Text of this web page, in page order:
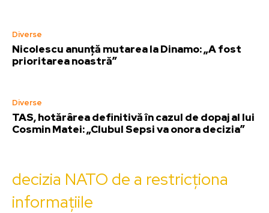
Diverse
Nicolescu anunță mutarea la Dinamo: „A fost
prioritarea noastră”
Diverse
TAS, hotărârea definitivă în cazul de dopaj al lui
Cosmin Matei: „Clubul Sepsi va onora decizia”
decizia NATO de a restricționa
informațiile